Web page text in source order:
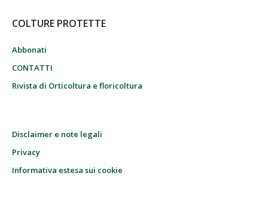
COLTURE PROTETTE
Abbonati
CONTATTI
Rivista di Orticoltura e floricoltura
Disclaimer e note legali
Privacy
Informativa estesa sui cookie